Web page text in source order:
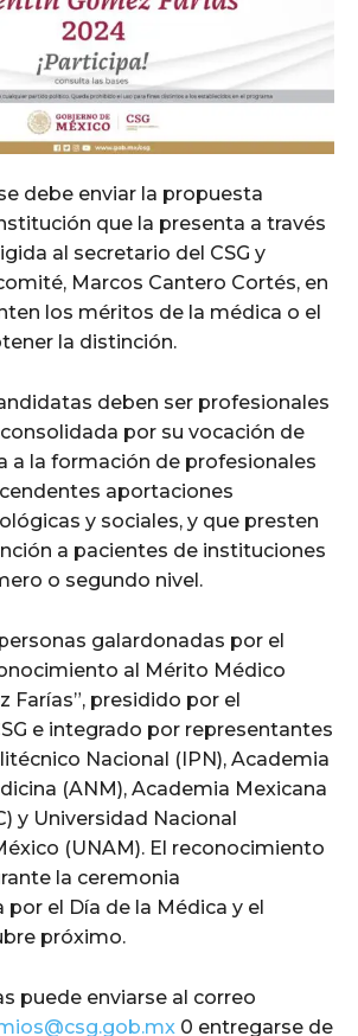
debe enviar la propuesta
que la presenta a través
al secretario del CSG y
Marcos Cantero Cortés, en
los méritos de la médica o el
la distinción.
deben ser profesionales
por su vocación de
a la formación de profesionales
aportaciones
y sociales, y que presten
a pacientes de instituciones
o segundo nivel.
galardonadas por el
al Mérito Médico
Farías”, presidido por el
e integrado por representantes
Nacional (IPN), Academia
(ANM), Academia Mexicana
y Universidad Nacional
(UNAM). El reconocimiento
la ceremonia
el Día de la Médica y el
próximo.
puede enviarse al correo
0 entregarse de